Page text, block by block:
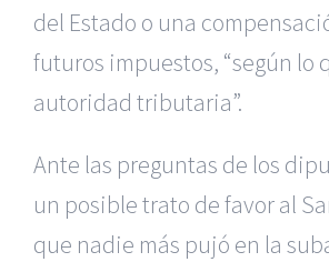
del Estado o una
futuros impuestos, “según lo
autoridad tributaria”.
Ante las preguntas de los
un posible trato de favor al
que nadie más pujó en la